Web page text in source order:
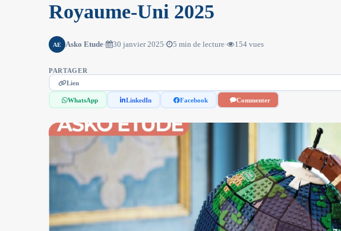
Royaume-Uni 2025
AE Asko Etude 30 janvier 2025 5 min de lecture 154 vues
PARTAGER
Lien
WhatsApp LinkedIn Facebook Commenter